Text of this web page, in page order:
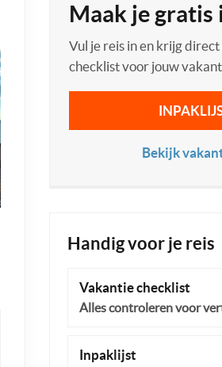
Maak je
Vul je reis in en krijg
checklist voor jouw
Bekijk
Handig voor je reis
Vakantie checklist
Alles controleren voor
Inpaklijst